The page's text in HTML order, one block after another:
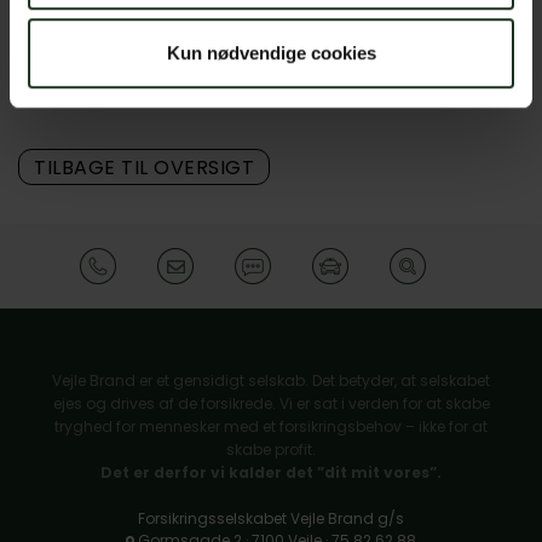
Kun nødvendige cookies
Vejle Brand er i øvrigt et kundeejet selskab, og derfor
skal de ikke tjene penge på forsikringerne.
TILBAGE TIL OVERSIGT
Vejle Brand er et gensidigt selskab. Det betyder, at selskabet
ejes og drives af de forsikrede. Vi er sat i verden for at skabe
tryghed for mennesker med et forsikringsbehov – ikke for at
skabe profit.
Det er derfor vi kalder det ”dit mit vores”.
Forsikringsselskabet Vejle Brand g/s